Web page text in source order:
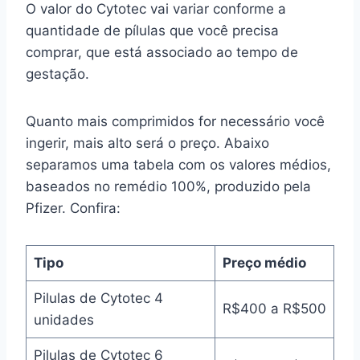
O valor do Cytotec vai variar conforme a
quantidade de pílulas que você precisa
comprar, que está associado ao tempo de
gestação.
Quanto mais comprimidos for necessário você
ingerir, mais alto será o preço. Abaixo
separamos uma tabela com os valores médios,
baseados no remédio 100%, produzido pela
Pfizer. Confira:
Tipo Preço médio
Pilulas de Cytotec 4
unidades
R$400 a R$500
Pilulas de Cytotec 6